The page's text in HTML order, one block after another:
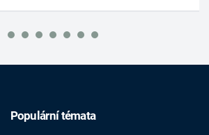
Populární témata